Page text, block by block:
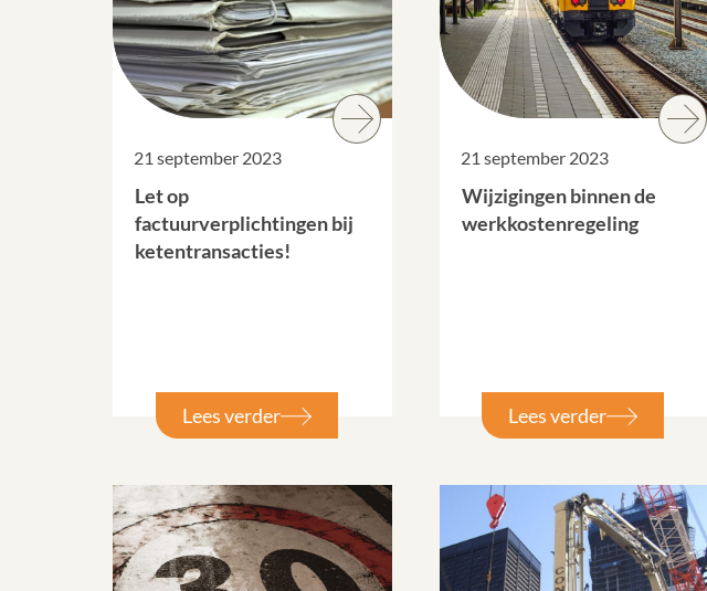
21 september 2023
Let op
factuurverplichtingen bij
ketentransacties!
Lees verder
21 september 2023
Wijzigingen binnen de
werkkostenregeling
Lees verder